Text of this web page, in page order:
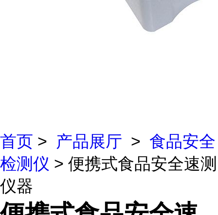
首页 > 产品展厅 > 食品安全
检测仪 > 便携式食品安全速测
仪器